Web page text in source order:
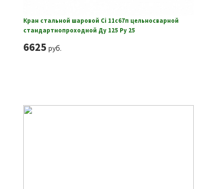
Кран стальной шаровой Ci 11с67п цельносварной
стандартнопроходной Ду 125 Ру 25
6625 руб.